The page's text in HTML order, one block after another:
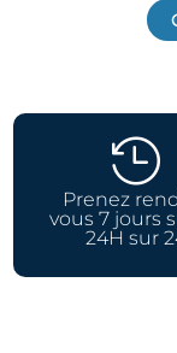

Prenez
vous 7 jours
24H sur